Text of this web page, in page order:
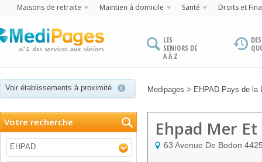
Maisons de retraite Maintien à domicile Santé Droits et
LES
SENIORS DE
A À Z
Voir établissements à proximité Medipages > EHPAD Pays de la
Votre recherche
EHPAD
Ehpad Mer Et
63 Avenue De Bodon